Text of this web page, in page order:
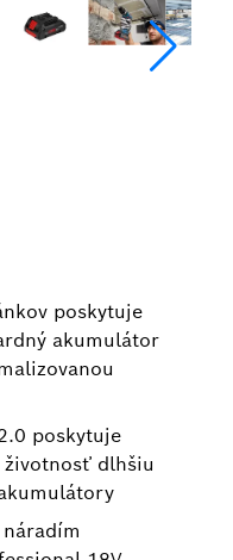
poskytuje
akumulátor
poskytuje
dlhšiu